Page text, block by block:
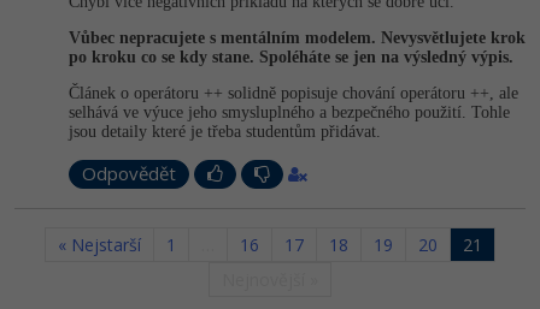
Vůbec nepracujete s mentálním modelem. Nevysvětlujete krok
po kroku co se kdy stane. Spoléháte se jen na výsledný výpis.
Článek o operátoru ++ solidně popisuje chování operátoru ++, ale
selhává ve výuce jeho smysluplného a bezpečného použití. Tohle
jsou detaily které je třeba studentům přidávat.
Odpovědět
« Nejstarší 1 16 17 18 19 20
21